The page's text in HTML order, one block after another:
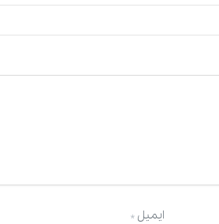
ایمیل *